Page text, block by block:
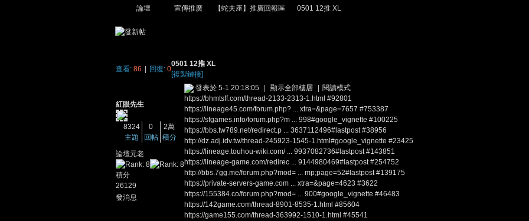
憶
論壇 宣傳推廣
›
【蛇夫座】推廣回報區 0501 12推 XL
查看: 86 回復: 0
0501 12推 XL
[複製鏈接]
紅眼先生
8324
主題
0
回帖
2萬
積分
論壇元老
積分
26129
發消息
發表於 5-1 20:18:05 顯示全部樓層
閱讀模式
https://bhmtsff.com/thread-2133-2313-1.html #92801
https://lineage45.com/forum.php? ... xtra=&page=7657 #753387
https://sfgames.info/forum.php?m ... 998#google_vignette #100225
https://bbs.tw789.net/redirect.p ... 3637112496#lastpost#38956
http://dz.adj.idv.tw/thread-245923-1545-1.html#google_vignette #23425
https://lineage.touhou-wiki.com/ ... 9937082736#lastpost#143851
https://lineage-game.com/redirec ... 9144980469#lastpost#254752
http://bbs.7gg.me/forum.php?mod= ... mp;page=52#lastpost#139175
https://private-servers-game.com ... xtra=&page=4623 #3622
https://155384.co/forum.php?mod= ... 900#google_vignette #46483
https://142game.com/thread-8901-8535-1.html #85604
https://game155.com/thread-363992-1510-1.html #45541